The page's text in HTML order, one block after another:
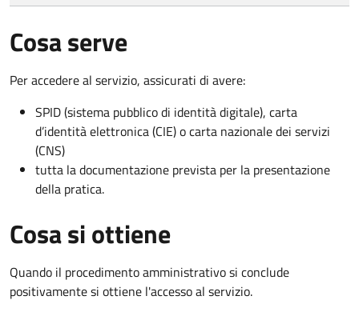
Cosa serve
Per accedere al servizio, assicurati di avere:
SPID (sistema pubblico di identità digitale), carta
d’identità elettronica (CIE) o carta nazionale dei servizi
(CNS)
tutta la documentazione prevista per la presentazione
della pratica.
Cosa si ottiene
Quando il procedimento amministrativo si conclude
positivamente si ottiene l'accesso al servizio.